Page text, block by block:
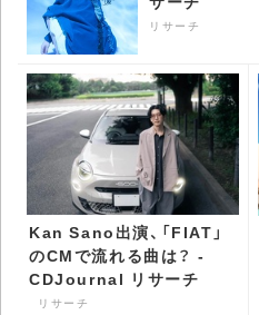
リサーチ
Kan Sano出演、「FIAT」
のCMで流れる曲は？ -
CDJournal リサーチ
リサーチ